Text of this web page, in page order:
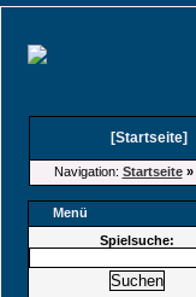
[Startseite]
Navigation: Startseite»
Menü
Spielsuche: